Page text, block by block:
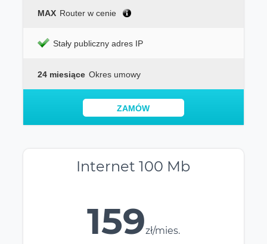
MAX Router w cenie
Stały publiczny adres IP
24 miesiące Okres umowy
ZAMÓW
Internet 100 Mb
159zł/mies.